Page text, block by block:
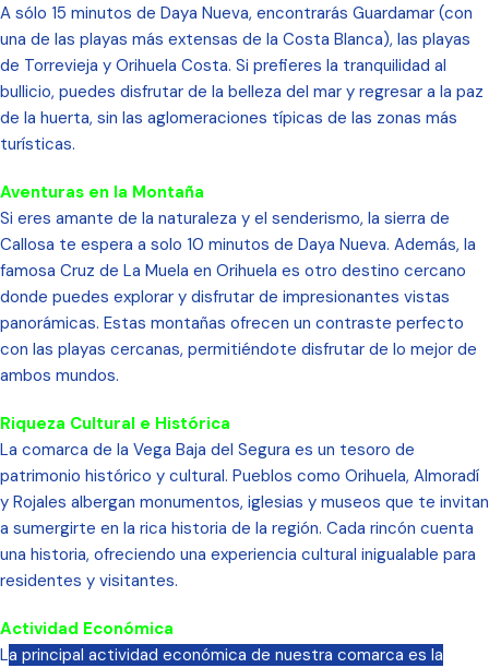
A sólo 15 minutos de Daya Nueva, encontrarás Guardamar (con
una de las playas más extensas de la Costa Blanca), las playas
de Torrevieja y Orihuela Costa. Si prefieres la tranquilidad al
bullicio, puedes disfrutar de la belleza del mar y regresar a la paz
de la huerta, sin las aglomeraciones típicas de las zonas más
turísticas.
Aventuras en la Montaña
Si eres amante de la naturaleza y el senderismo, la sierra de
Callosa te espera a solo 10 minutos de Daya Nueva. Además, la
famosa Cruz de La Muela en Orihuela es otro destino cercano
donde puedes explorar y disfrutar de impresionantes vistas
panorámicas. Estas montañas ofrecen un contraste perfecto
con las playas cercanas, permitiéndote disfrutar de lo mejor de
ambos mundos.
Riqueza Cultural e Histórica
La comarca de la Vega Baja del Segura es un tesoro de
patrimonio histórico y cultural. Pueblos como Orihuela, Almoradí
y Rojales albergan monumentos, iglesias y museos que te invitan
a sumergirte en la rica historia de la región. Cada rincón cuenta
una historia, ofreciendo una experiencia cultural inigualable para
residentes y visitantes.
Actividad Económica
La principal actividad económica de nuestra comarca es la